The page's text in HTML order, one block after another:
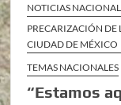
NOTICIAS
PRECARIZACIÓN DE
CIUDAD DE MÉXICO
TEMAS NACIONALES
“Estamos